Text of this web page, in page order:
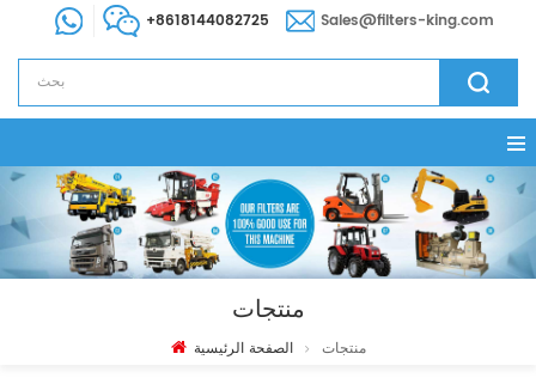
+8618144082725 Sales@filters-king.com
منتجات
الصفحة الرئيسية منتجات